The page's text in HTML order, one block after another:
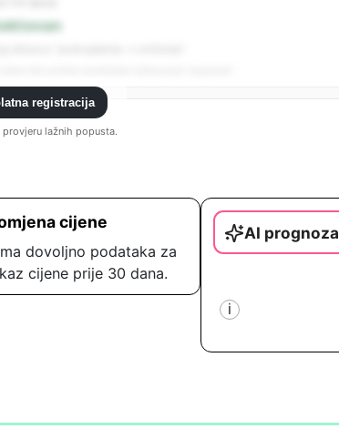
da vidite sve analitike.
registracija
lažnih popusta.
cijene
dovoljno podataka za
cijene prije 30 dana.
AI prognoza
i